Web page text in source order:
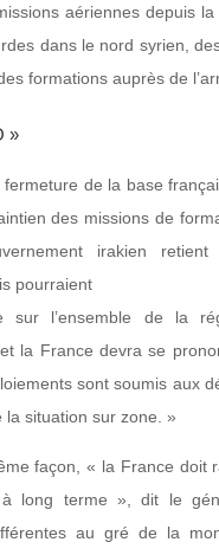
aériennes depuis
dans le nord syrien,
formations auprès de
»
de la base
des missions de
irakien
pourraient
sur l’ensemble de la
la France devra se
sont soumis aux
situation sur zone. »
façon, « la France doit
long terme », dit le
au gré de la